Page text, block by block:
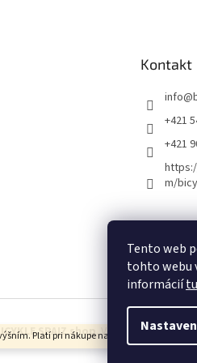
Tento web
tohto webu
informáciítu
Platí pri nákupe nad 100€.
Kontakt
info@
+421
+421
m/
SPAIZ shop. Všetky práva